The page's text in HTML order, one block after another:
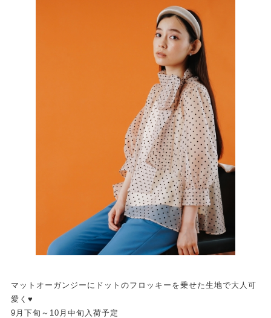
マットオーガンジーにドットのフロッキーを乗せた生地で大人可
愛く♥
9月下旬～10月中旬入荷予定